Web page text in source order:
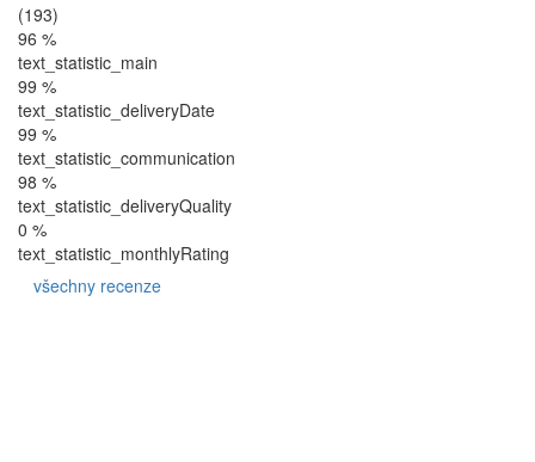
(193)
96 %
text_statistic_main
99 %
text_statistic_deliveryDate
99 %
text_statistic_communication
98 %
text_statistic_deliveryQuality
0 %
text_statistic_monthlyRating
všechny recenze